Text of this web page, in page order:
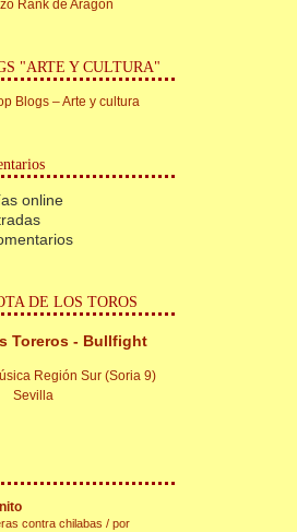
"ARTE Y CULTURA"
online
DE LOS TOROS
Toreros - Bullfight
Región Sur (Soria 9)
Sevilla
contra chilabas / por